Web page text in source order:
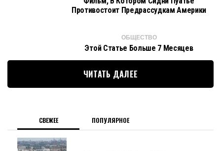
Противостоит Предрассудкам Америки
ОБЩЕСТВО
Этой Статье Больше 7 Месяцев
ЧИТАТЬ ДАЛЕЕ
СВЕЖЕЕ ПОПУЛЯРНОЕ